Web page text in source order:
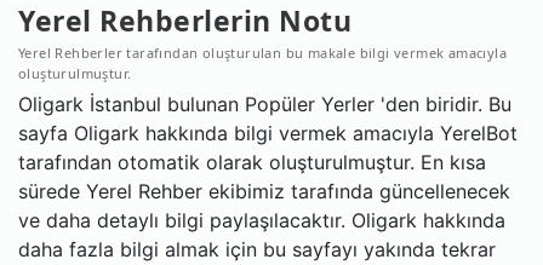
Yerel Rehberlerin Notu
Yerel Rehberler tarafından oluşturulan bu makale bilgi vermek amacıyla
oluşturulmuştur.
Oligark İstanbul bulunan Popüler Yerler 'den biridir. Bu
sayfa Oligark hakkında bilgi vermek amacıyla YerelBot
tarafından otomatik olarak oluşturulmuştur. En kısa
sürede Yerel Rehber ekibimiz tarafında güncellenecek
ve daha detaylı bilgi paylaşılacaktır. Oligark hakkında
daha fazla bilgi almak için bu sayfayı yakında tekrar